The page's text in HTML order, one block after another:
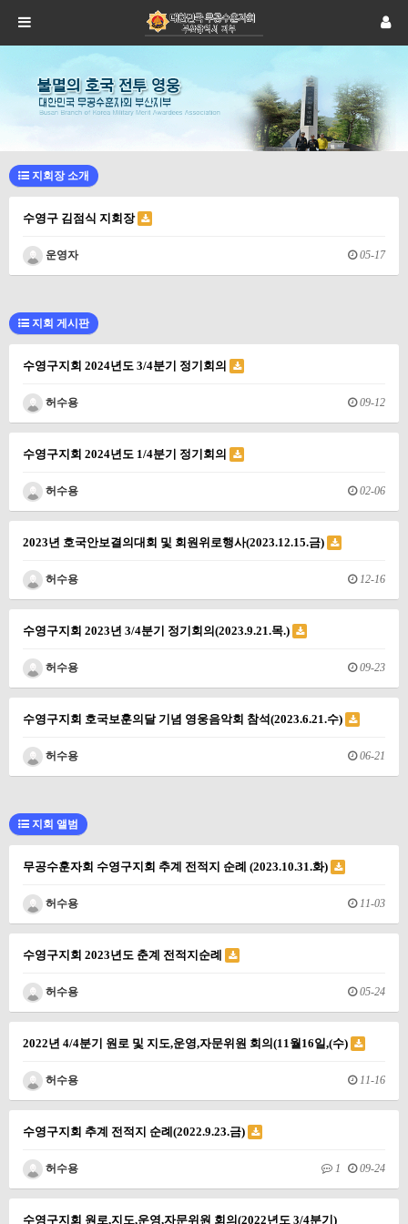
지회장 소개
수영구 김점식 지회장
운영자 05-17
지회 게시판
수영구지회 2024년도 3/4분기 정기회의
허수용 09-12
수영구지회 2024년도 1/4분기 정기회의
허수용 02-06
2023년 호국안보결의대회 및 회원위로행사(2023.12.15.금)
허수용 12-16
수영구지회 2023년 3/4분기 정기회의(2023.9.21.목.)
허수용 09-23
수영구지회 호국보훈의달 기념 영웅음악회 참석(2023.6.21.수)
허수용 06-21
지회 앨범
무공수훈자회 수영구지회 추계 전적지 순례 (2023.10.31.화)
허수용 11-03
수영구지회 2023년도 춘계 전적지순례
허수용 05-24
2022년 4/4분기 원로 및 지도,운영,자문위원 회의(11월16일,(수)
허수용 11-16
수영구지회 추계 전적지 순례(2022.9.23.금)
허수용 1 09-24
수영구지회 원로,지도,운영,자문위원 회의(2022년도 3/4분기)